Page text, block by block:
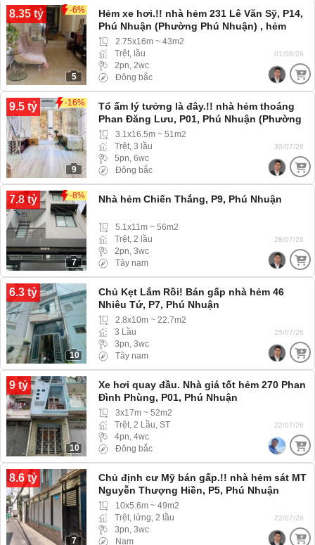
8.35 tỷ -6%
5
Hẻm xe hơi.!! nhà hẻm 231 Lê Văn Sỹ, P14,
Phú Nhuận (Phường Phú Nhuận) , hẻm
rộng xe hơi 4 chỗ vào tới nhà
2.75x16m ~ 43m2
Trệt, lầu
2pn, 2wc
Đông bắc
01/08/26
9.5 tỷ -16%
9
Tổ ấm lý tưởng là đây.!! nhà hẻm thoáng
Phan Đăng Lưu, P01, Phú Nhuận (Phường
Cầu Kiệu) hẻm 3m ba gác ra vào thoải mái
3.1x16.5m ~ 51m2
Trệt, 3 lầu
5pn, 6wc
Đông bắc
30/07/26
7.8 tỷ -8%
7
Nhà hẻm Chiến Thắng, P9, Phú Nhuận
5.1x11m ~ 56m2
Trệt, 2 lầu
2pn, 3wc
Tây nam
28/07/26
6.3 tỷ
10
Chủ Kẹt Lắm Rồi! Bán gấp nhà hẻm 46
Nhiêu Tứ, P7, Phú Nhuận
2.8x10m ~ 22.7m2
3 Lầu
3pn, 3wc
Tây nam
25/07/26
9 tỷ
10
Xe hơi quay đầu. Nhà giá tốt hẻm 270 Phan
Đình Phùng, P01, Phú Nhuận
3x17m ~ 52m2
Trệt, 2 Lầu, ST
4pn, 4wc
Đông bắc
22/07/26
8.6 tỷ
7
Chủ định cư Mỹ bán gấp.!! nhà hẻm sát MT
Nguyễn Thượng Hiền, P5, Phú Nhuận
(Phường Đức Nhuận) hẻm 3m ba gác ra
vào thoải mái
10x5.6m ~ 49m2
Trệt, lửng, 2 lầu
3pn, 3wc
Nam
22/07/26